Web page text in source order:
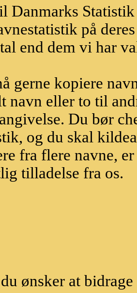
Danmarks
på
end dem vi har
gerne kopiere
navn eller to til
Du bør
og du skal
fra flere navne,
tilladelse fra os.
ønsker at